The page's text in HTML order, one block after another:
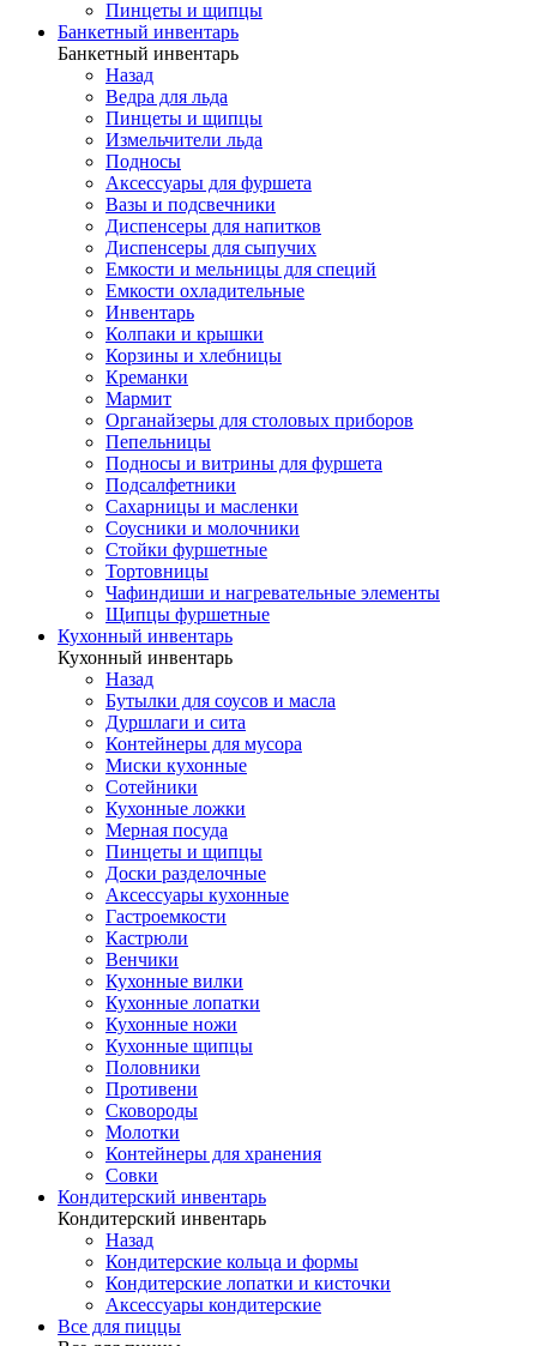
Пинцеты и щипцы
Банкетный инвентарь
Банкетный инвентарь
Назад
Ведра для льда
Пинцеты и щипцы
Измельчители льда
Подносы
Аксессуары для фуршета
Вазы и подсвечники
Диспенсеры для напитков
Диспенсеры для сыпучих
Емкости и мельницы для специй
Емкости охладительные
Инвентарь
Колпаки и крышки
Корзины и хлебницы
Креманки
Мармит
Органайзеры для столовых приборов
Пепельницы
Подносы и витрины для фуршета
Подсалфетники
Сахарницы и масленки
Соусники и молочники
Стойки фуршетные
Тортовницы
Чафиндиши и нагревательные элементы
Щипцы фуршетные
Кухонный инвентарь
Кухонный инвентарь
Назад
Бутылки для соусов и масла
Дуршлаги и сита
Контейнеры для мусора
Миски кухонные
Сотейники
Кухонные ложки
Мерная посуда
Пинцеты и щипцы
Доски разделочные
Аксессуары кухонные
Гастроемкости
Кастрюли
Венчики
Кухонные вилки
Кухонные лопатки
Кухонные ножи
Кухонные щипцы
Половники
Противени
Сковороды
Молотки
Контейнеры для хранения
Совки
Кондитерский инвентарь
Кондитерский инвентарь
Назад
Кондитерские кольца и формы
Кондитерские лопатки и кисточки
Аксессуары кондитерские
Все для пиццы